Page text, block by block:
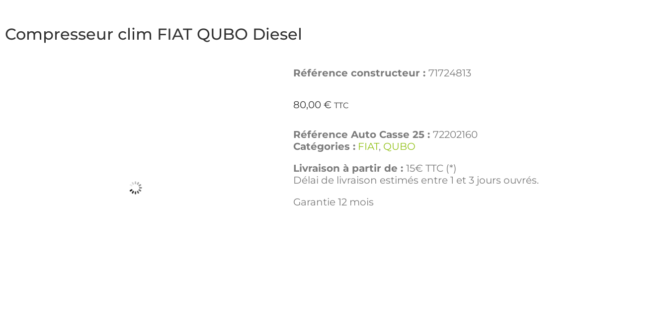
Compresseur clim FIAT QUBO Diesel
Référence constructeur : 71724813
80,00 € TTC
Référence Auto Casse 25 : 72202160
Catégories : FIAT, QUBO
Livraison à partir de : 15€ TTC (*)
Délai de livraison estimés entre 1 et 3 jours ouvrés.
Garantie 12 mois